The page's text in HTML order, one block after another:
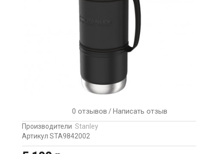
0 отзывов /Написать отзыв
Производители Stanley
Артикул STA9842002